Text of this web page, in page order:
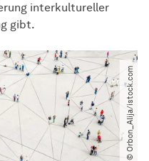
interkultureller
gibt.
© Orbon_Alija​/​istock.com